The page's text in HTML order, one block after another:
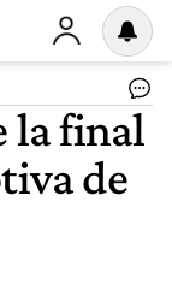
la final
de